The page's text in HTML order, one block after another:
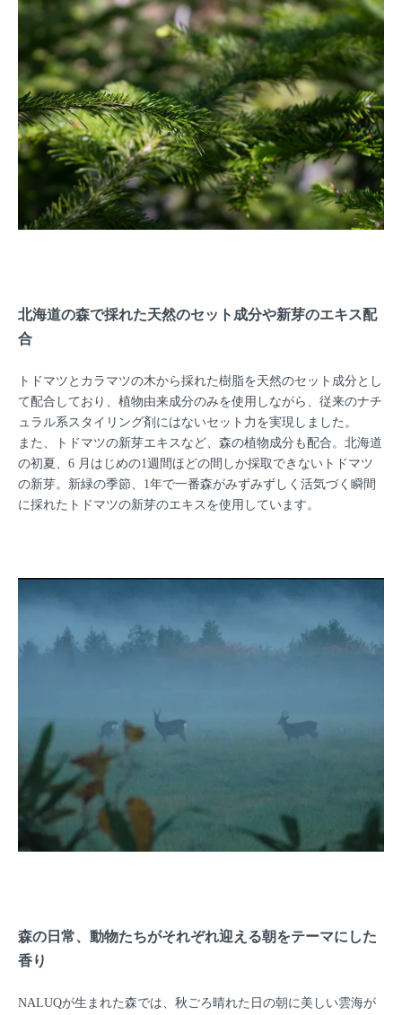
北海道の森で採れた天然のセット成分や新芽のエキス配
合
トドマツとカラマツの木から採れた樹脂を天然のセット成分とし
て配合しており、植物由来成分のみを使用しながら、従来のナチ
ュラル系スタイリング剤にはないセット力を実現しました。
また、トドマツの新芽エキスなど、森の植物成分も配合。北海道
の初夏、6 月はじめの1週間ほどの間しか採取できないトドマツ
の新芽。新緑の季節、1年で一番森がみずみずしく活気づく瞬間
に採れたトドマツの新芽のエキスを使用しています。
森の日常、動物たちがそれぞれ迎える朝をテーマにした
香り
NALUQが生まれた森では、秋ごろ晴れた日の朝に美しい雲海が